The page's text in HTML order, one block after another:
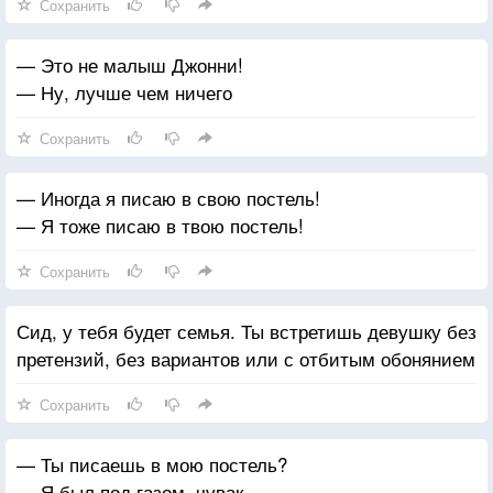
Сохранить
— Это не малыш Джонни!
— Ну, лучше чем ничего
Сохранить
— Иногда я писаю в свою постель!
— Я тоже писаю в твою постель!
Сохранить
Сид, у тебя будет семья. Ты встретишь девушку без
претензий, без вариантов или с отбитым обонянием
Сохранить
— Ты писаешь в мою постель?